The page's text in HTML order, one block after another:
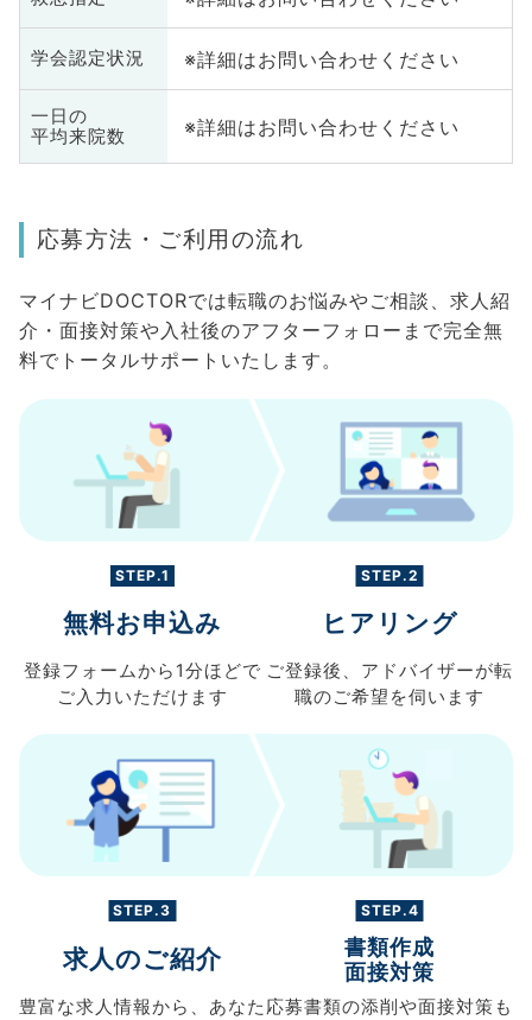
学会認定状況 ※詳細はお問い合わせください
一日の
平均来院数
※詳細はお問い合わせください
応募方法・ご利用の流れ
マイナビDOCTORでは転職のお悩みやご相談、求人紹
介・面接対策や入社後のアフターフォローまで完全無
料でトータルサポートいたします。
STEP.1
無料お申込み
登録フォームから 1分ほどで
ご入力 いただけます
STEP.2
ヒアリング
ご登録後、 アドバイザーが転
職のご希望を伺います
STEP.3
求人のご紹介
豊富な求人情報から、 あなた
STEP.4
書類作成
面接対策
応募書類の添削や面接対策も